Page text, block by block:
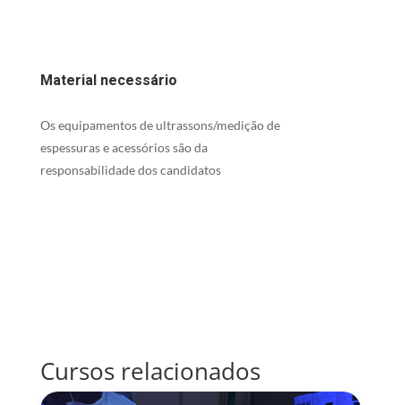
Material necessário
Os equipamentos de ultrassons/medição de
espessuras e acessórios são da
responsabilidade dos candidatos
Cursos relacionados